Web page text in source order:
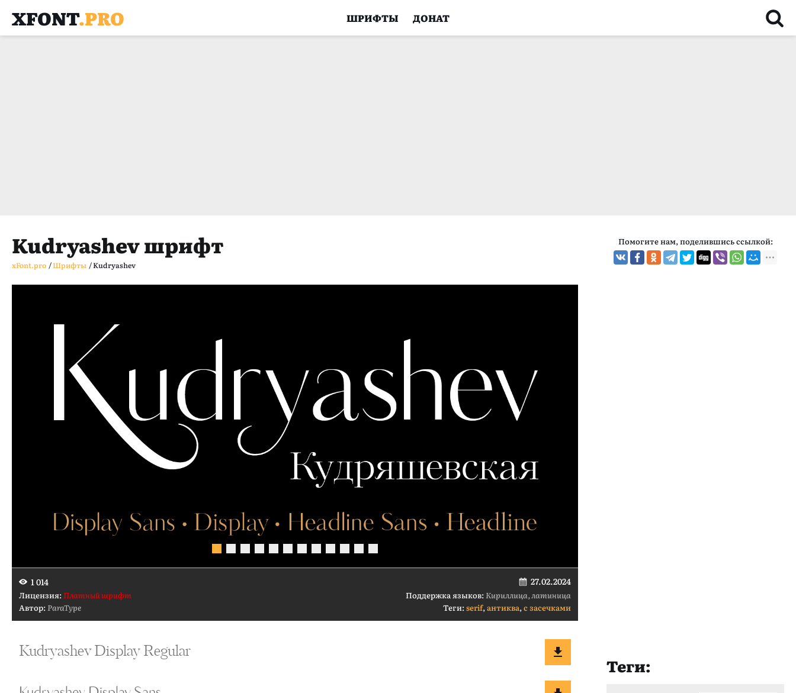
XFONT.PRO ШРИФТЫ ДОНАТ
Kudryashev шрифт
xFont.pro /Шрифты /Kudryashev
Помогите нам, поделившись ссылкой:
1 014 27.02.2024
Лицензия:Платный шрифт Поддержка языков:Кириллица, латиница
Автор:ParaType Теги:serif,антиква,с засечками
Теги: